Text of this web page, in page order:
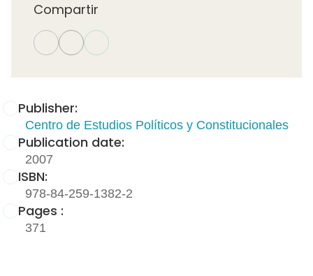
Publisher:
Centro de Estudios Políticos y Constitucionales
Publication date:
2007
ISBN:
978-84-259-1382-2
Pages :
371
Compartir